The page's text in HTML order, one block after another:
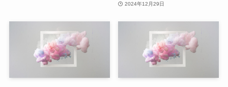
2024年12月29日